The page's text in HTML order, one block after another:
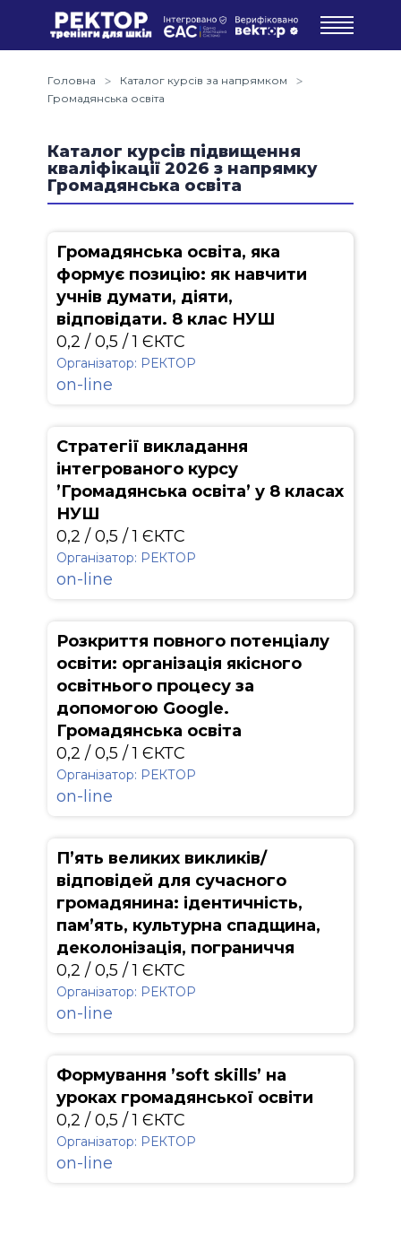
Головна
Каталог курсів за напрямком
Громадянська освіта
Каталог курсів підвищення
кваліфікації 2026 з напрямку
Громадянська освіта
Громадянська освіта, яка
формує позицію: як навчити
учнів думати, діяти,
відповідати. 8 клас НУШ
0,2 / 0,5 / 1 ЄКТС
Організатор: РЕКТОР
on-line
Стратегії викладання
інтегрованого курсу
’Громадянська освіта’ у 8 класах
НУШ
0,2 / 0,5 / 1 ЄКТС
Організатор: РЕКТОР
on-line
Розкриття повного потенціалу
освіти: організація якісного
освітнього процесу за
допомогою Google.
Громадянська освіта
0,2 / 0,5 / 1 ЄКТС
Організатор: РЕКТОР
on-line
П’ять великих викликів/
відповідей для сучасного
громадянина: ідентичність,
пам’ять, культурна спадщина,
деколонізація, пограниччя
0,2 / 0,5 / 1 ЄКТС
Організатор: РЕКТОР
on-line
Формування ’soft skills’ на
уроках громадянської освіти
0,2 / 0,5 / 1 ЄКТС
Організатор: РЕКТОР
on-line